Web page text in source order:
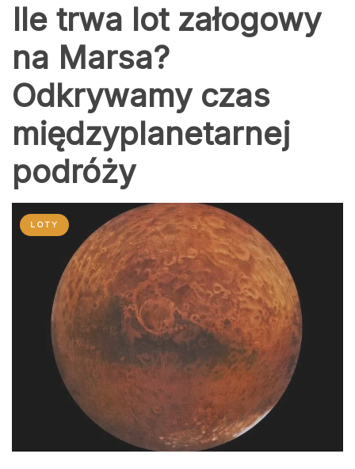
Ile trwa lot załogowy
na Marsa?
Odkrywamy czas
międzyplanetarnej
podróży
LOTY